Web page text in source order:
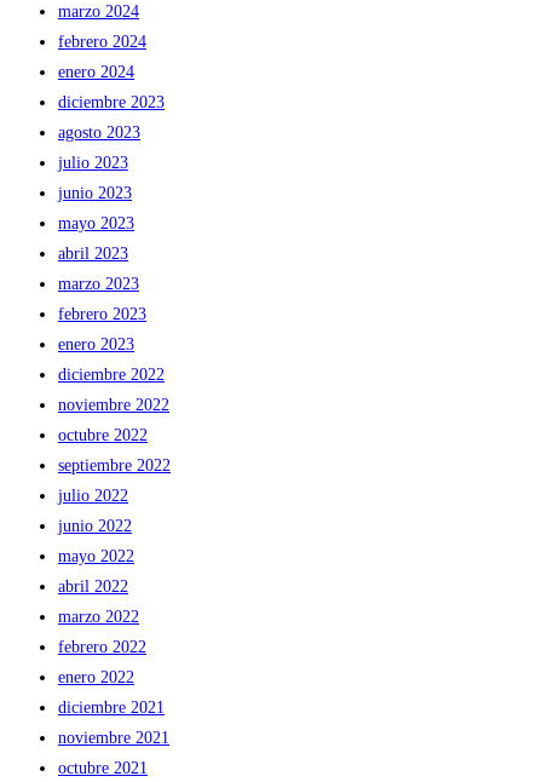
marzo 2024
febrero 2024
enero 2024
diciembre 2023
agosto 2023
julio 2023
junio 2023
mayo 2023
abril 2023
marzo 2023
febrero 2023
enero 2023
diciembre 2022
noviembre 2022
octubre 2022
septiembre 2022
julio 2022
junio 2022
mayo 2022
abril 2022
marzo 2022
febrero 2022
enero 2022
diciembre 2021
noviembre 2021
octubre 2021